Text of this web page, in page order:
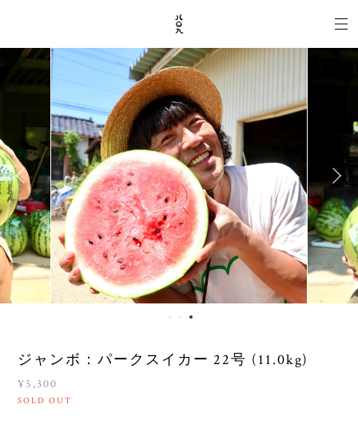
ジャンボ：パークスイカー 22号 (11.0kg)
¥5,300
SOLD OUT